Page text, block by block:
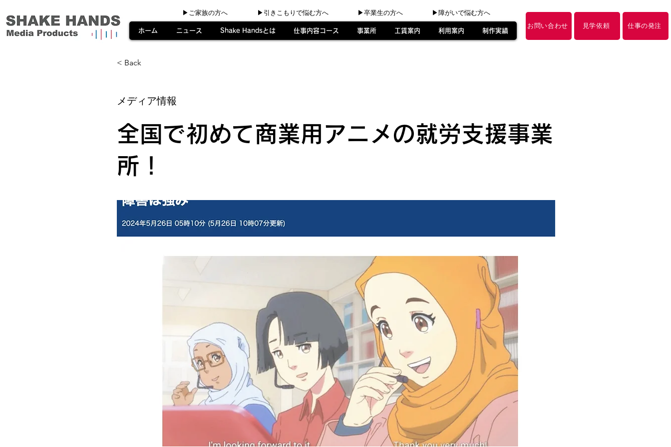
▶︎ご家族の方へ ▶︎引きこもりで悩む方へ ▶︎卒業生の方へ ▶︎障がいで悩む方へ
ホーム ニュース Shake Handsとは 仕事内容コース 事業所 工賃案内 利用案内 制作実績
お問い合わせ 見学依頼 仕事の発注
< Back
メディア情報
全国で初めて商業用アニメの就労支援事業
所！